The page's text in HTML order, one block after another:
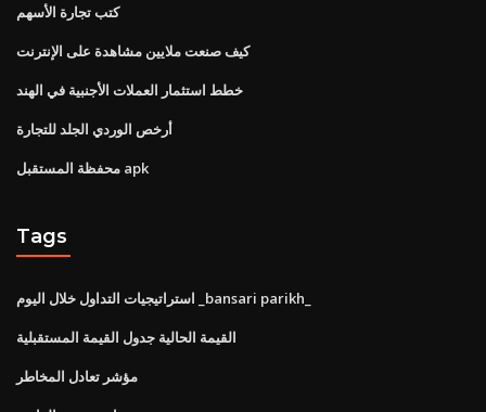
كتب تجارة الأسهم
كيف صنعت ملايين مشاهدة على الإنترنت
خطط استثمار العملات الأجنبية في الهند
أرخص الوردي الجلد للتجارة
محفظة المستقبل apk
Tags
استراتيجيات التداول خلال اليوم _bansari parikh_
القيمة الحالية جدول القيمة المستقبلية
مؤشر تعادل المخاطر